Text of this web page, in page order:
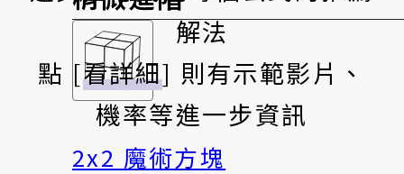
2x2 魔術方塊
解法
點 [看詳細] 則有示範影片、
機率等進一步資訊